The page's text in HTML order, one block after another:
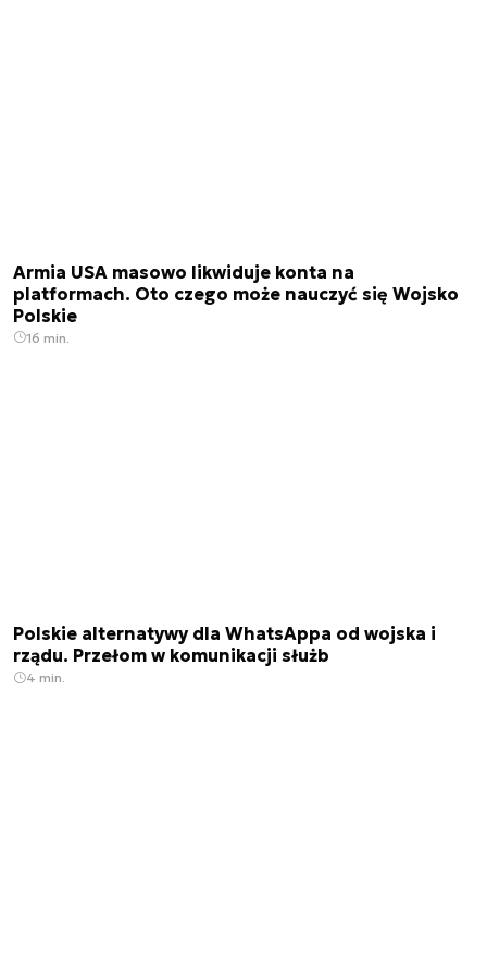
Armia USA masowo likwiduje konta na
platformach. Oto czego może nauczyć się Wojsko
Polskie
16 min.
Polskie alternatywy dla WhatsAppa od wojska i
rządu. Przełom w komunikacji służb
4 min.